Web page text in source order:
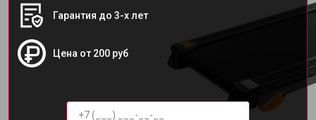
Гарантия до 3-х лет
Цена от 200 руб